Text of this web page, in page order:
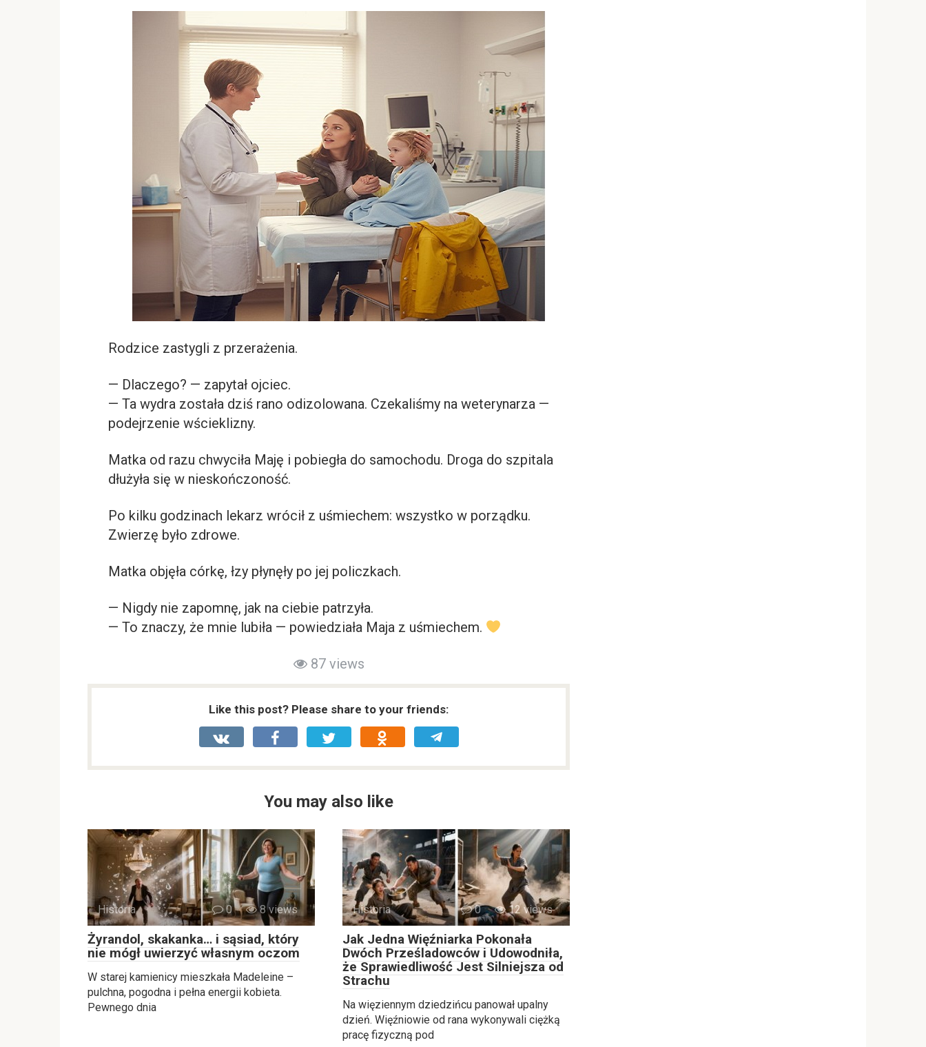
Rodzice zastygli z przerażenia.
— Dlaczego? — zapytał ojciec.
— Ta wydra została dziś rano odizolowana. Czekaliśmy na weterynarza —
podejrzenie wścieklizny.
Matka od razu chwyciła Maję i pobiegła do samochodu. Droga do szpitala
dłużyła się w nieskończoność.
Po kilku godzinach lekarz wrócił z uśmiechem: wszystko w porządku.
Zwierzę było zdrowe.
Matka objęła córkę, łzy płynęły po jej policzkach.
— Nigdy nie zapomnę, jak na ciebie patrzyła.
— To znaczy, że mnie lubiła — powiedziała Maja z uśmiechem.
87 views
Like this post? Please share to your friends:
You may also like
Historia 0 8 views
Żyrandol, skakanka… i sąsiad, który
nie mógł uwierzyć własnym oczom
W starej kamienicy mieszkała Madeleine –
pulchna, pogodna i pełna energii kobieta.
Pewnego dnia
Historia 0 12 views
Jak Jedna Więźniarka Pokonała
Dwóch Prześladowców i Udowodniła,
że Sprawiedliwość Jest Silniejsza od
Strachu
Na więziennym dziedzińcu panował upalny
dzień. Więźniowie od rana wykonywali ciężką
pracę fizyczną pod